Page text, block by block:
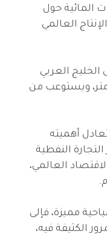
المائية حول
قرابة 40% من الإنتاج العالمي
العربي
بعرض يبلغ 10.5 كيلومتر، ويستوعب من
أهميته
النفطية
العالمي،
مميزة، فإلى
الكثيفة فيه،